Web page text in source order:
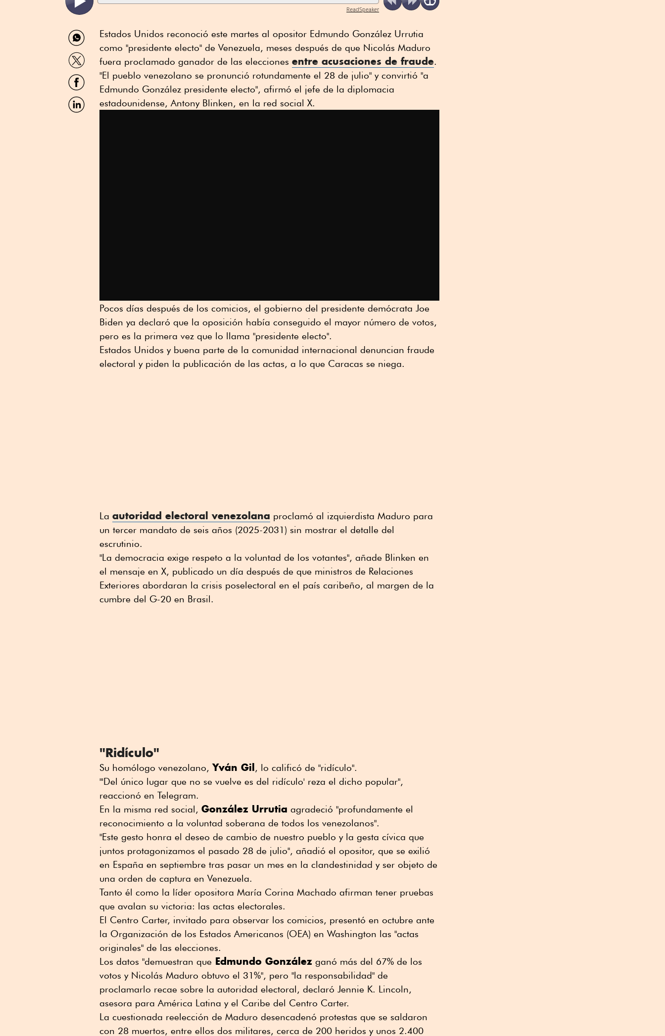
ReadSpeaker
Compartir
por
WhatsApp
Compartir
por
Twitter
Compartir
por
Facebook
Compartir
por
Estados Unidos reconoció este martes al opositor Edmundo González Urrutia
como "presidente electo" de Venezuela, meses después de que Nicolás Maduro
fuera proclamado ganador de las elecciones entre acusaciones de fraude.
"El pueblo venezolano se pronunció rotundamente el 28 de julio" y convirtió "a
Edmundo González presidente electo", afirmó el jefe de la diplomacia
estadounidense, Antony Blinken, en la red social X.
Pocos días después de los comicios, el gobierno del presidente demócrata Joe
Biden ya declaró que la oposición había conseguido el mayor número de votos,
pero es la primera vez que lo llama "presidente electo".
Estados Unidos y buena parte de la comunidad internacional denuncian fraude
electoral y piden la publicación de las actas, a lo que Caracas se niega.
La autoridad electoral venezolana proclamó al izquierdista Maduro para
un tercer mandato de seis años (2025-2031) sin mostrar el detalle del
escrutinio.
"La democracia exige respeto a la voluntad de los votantes", añade Blinken en
el mensaje en X, publicado un día después de que ministros de Relaciones
Exteriores abordaran la crisis poselectoral en el país caribeño, al margen de la
cumbre del G-20 en Brasil.
"Ridículo"
Su homólogo venezolano,Yván Gil, lo calificó de "ridículo".
"'Del único lugar que no se vuelve es del ridículo' reza el dicho popular",
reaccionó en Telegram.
En la misma red social, González Urrutia agradeció "profundamente el
reconocimiento a la voluntad soberana de todos los venezolanos".
"Este gesto honra el deseo de cambio de nuestro pueblo y la gesta cívica que
juntos protagonizamos el pasado 28 de julio", añadió el opositor, que se exilió
en España en septiembre tras pasar un mes en la clandestinidad y ser objeto de
una orden de captura en Venezuela.
Tanto él como la líder opositora María Corina Machado afirman tener pruebas
que avalan su victoria: las actas electorales.
El Centro Carter, invitado para observar los comicios, presentó en octubre ante
la Organización de los Estados Americanos (OEA) en Washington las "actas
originales" de las elecciones.
Los datos "demuestran que Edmundo González ganó más del 67% de los
votos y Nicolás Maduro obtuvo el 31%", pero "la responsabilidad" de
proclamarlo recae sobre la autoridad electoral, declaró Jennie K. Lincoln,
asesora para América Latina y el Caribe del Centro Carter.
La cuestionada reelección de Maduro desencadenó protestas que se saldaron
con 28 muertos, entre ellos dos militares, cerca de 200 heridos y unos 2.400